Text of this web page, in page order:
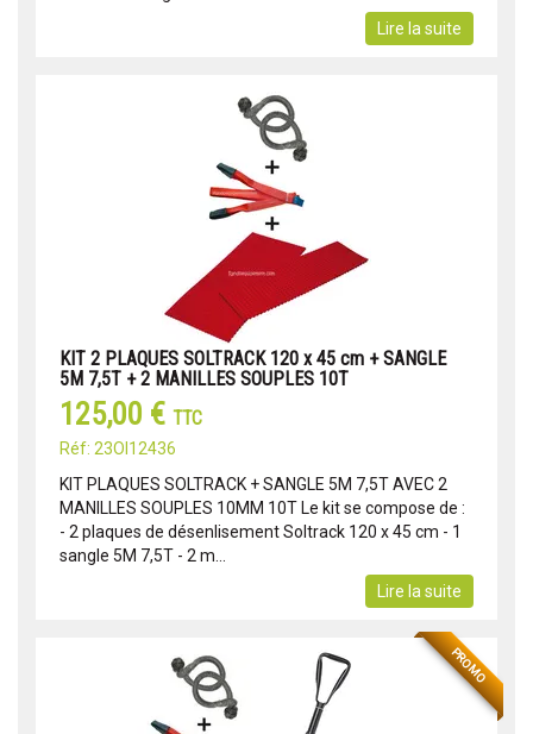
Lire la suite
KIT 2 PLAQUES SOLTRACK 120 x 45 cm + SANGLE
5M 7,5T + 2 MANILLES SOUPLES 10T
125,00 € TTC
Réf: 23OI12436
KIT PLAQUES SOLTRACK + SANGLE 5M 7,5T AVEC 2
MANILLES SOUPLES 10MM 10T Le kit se compose de :
- 2 plaques de désenlisement Soltrack 120 x 45 cm - 1
sangle 5M 7,5T - 2 m...
Lire la suite
PROMO